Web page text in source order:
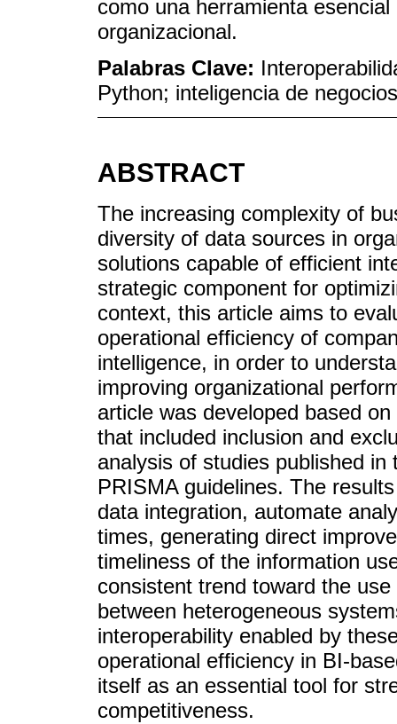
como una herramienta
organizacional.
Palabras Clave:
Python; inteligencia de
ABSTRACT
The increasing complexity of
diversity of data sources in
solutions capable of efficient
strategic component for
context, this article aims to
operational efficiency of
intelligence, in order to
improving organizational
article was developed based
that included inclusion and
analysis of studies published
PRISMA guidelines. The
data integration, automate
times, generating direct
timeliness of the information
consistent trend toward the
between heterogeneous
interoperability enabled by
operational efficiency in BI-
itself as an essential tool for
competitiveness.